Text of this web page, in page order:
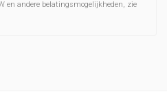
en andere belatingsmogelijkheden, zie